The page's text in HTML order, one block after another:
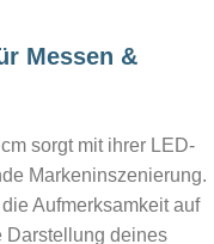
Messen &
sorgt mit ihrer LED-
Markeninszenierung.
Aufmerksamkeit auf
Darstellung deines